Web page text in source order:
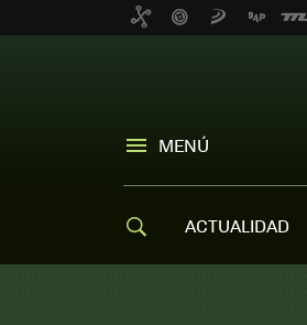
MENÚ
ACTUALIDAD